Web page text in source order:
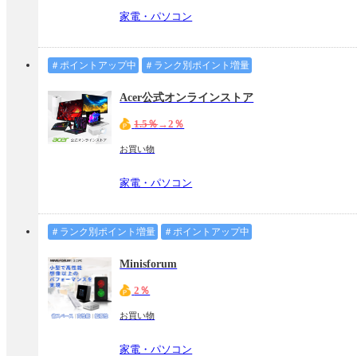
家電・パソコン
＃ポイントアップ中 ＃ランク別ポイント増量
Acer公式オンラインストア
1.5％→2％
お買い物
家電・パソコン
＃ランク別ポイント増量 ＃ポイントアップ中
Minisforum
2％
お買い物
家電・パソコン